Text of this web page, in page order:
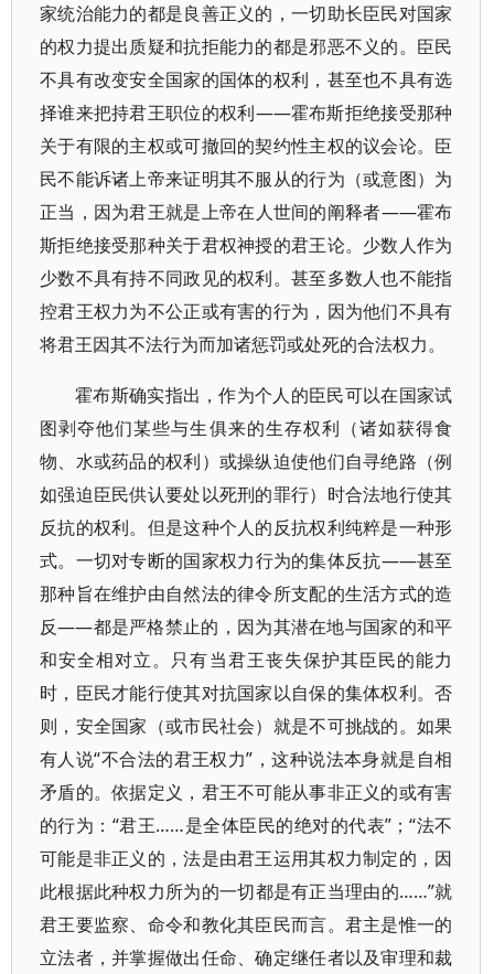
家统治能力的都是良善正义的，一切助长臣民对国家
的权力提出质疑和抗拒能力的都是邪恶不义的。臣民
不具有改变安全国家的国体的权利，甚至也不具有选
择谁来把持君王职位的权利——霍布斯拒绝接受那种
关于有限的主权或可撤回的契约性主权的议会论。臣
民不能诉诸上帝来证明其不服从的行为（或意图）为
正当，因为君王就是上帝在人世间的阐释者——霍布
斯拒绝接受那种关于君权神授的君王论。少数人作为
少数不具有持不同政见的权利。甚至多数人也不能指
控君王权力为不公正或有害的行为，因为他们不具有
将君王因其不法行为而加诸惩罚或处死的合法权力。
霍布斯确实指出，作为个人的臣民可以在国家试
图剥夺他们某些与生俱来的生存权利（诸如获得食
物、水或药品的权利）或操纵迫使他们自寻绝路（例
如强迫臣民供认要处以死刑的罪行）时合法地行使其
反抗的权利。但是这种个人的反抗权利纯粹是一种形
式。一切对专断的国家权力行为的集体反抗——甚至
那种旨在维护由自然法的律令所支配的生活方式的造
反——都是严格禁止的，因为其潜在地与国家的和平
和安全相对立。只有当君王丧失保护其臣民的能力
时，臣民才能行使其对抗国家以自保的集体权利。否
则，安全国家（或市民社会）就是不可挑战的。如果
有人说“不合法的君王权力”，这种说法本身就是自相
矛盾的。依据定义，君王不可能从事非正义的或有害
的行为：“君王……是全体臣民的绝对的代表”；“法不
可能是非正义的，法是由君王运用其权力制定的，因
此根据此种权力所为的一切都是有正当理由的……”就
君王要监察、命令和教化其臣民而言。君主是惟一的
立法者，并掌握做出任命、确定继任者以及审理和裁